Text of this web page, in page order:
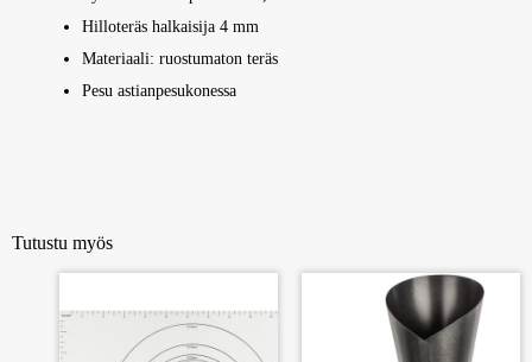
Hilloteräs halkaisija 4 mm
Materiaali: ruostumaton teräs
Pesu astianpesukonessa
Tutustu myös